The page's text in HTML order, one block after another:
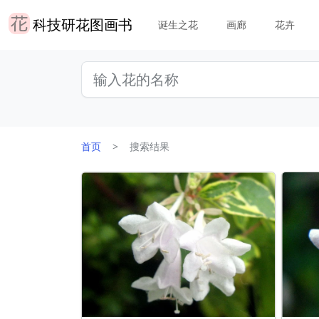
科技研花图画书 诞生之花 画廊 花卉
首页 搜索结果